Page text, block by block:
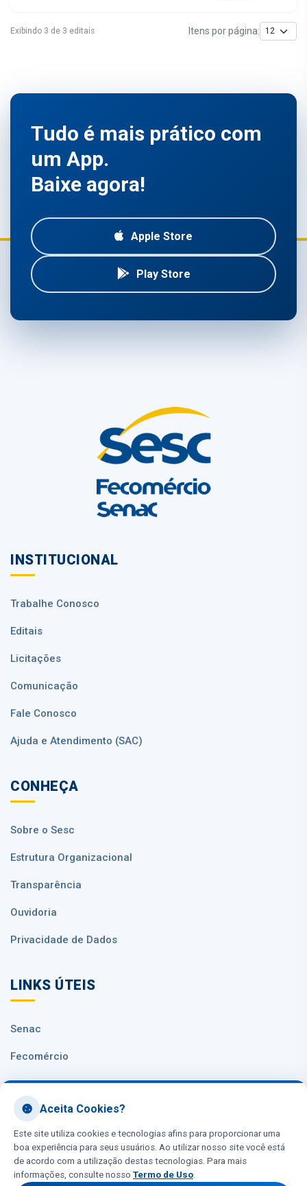
Exibindo 3 de 3 editais Itens por página:
Tudo é mais prático com
um App.
Baixe agora!
Apple Store
Play Store
INSTITUCIONAL
Trabalhe Conosco
Editais
Licitações
Comunicação
Fale Conosco
Ajuda e Atendimento (SAC)
CONHEÇA
Sobre o Sesc
Estrutura Organizacional
Transparência
Ouvidoria
Privacidade de Dados
LINKS ÚTEIS
Senac
Fecomércio
Sesc Nacional
CNC Aceita Cookies?
Este site utiliza cookies e tecnologias afins para proporcionar uma
boa experiência para seus usuários. Ao utilizar nosso site você está
de acordo com a utilização destas tecnologias. Para mais
informações, consulte nosso Termo de Uso.